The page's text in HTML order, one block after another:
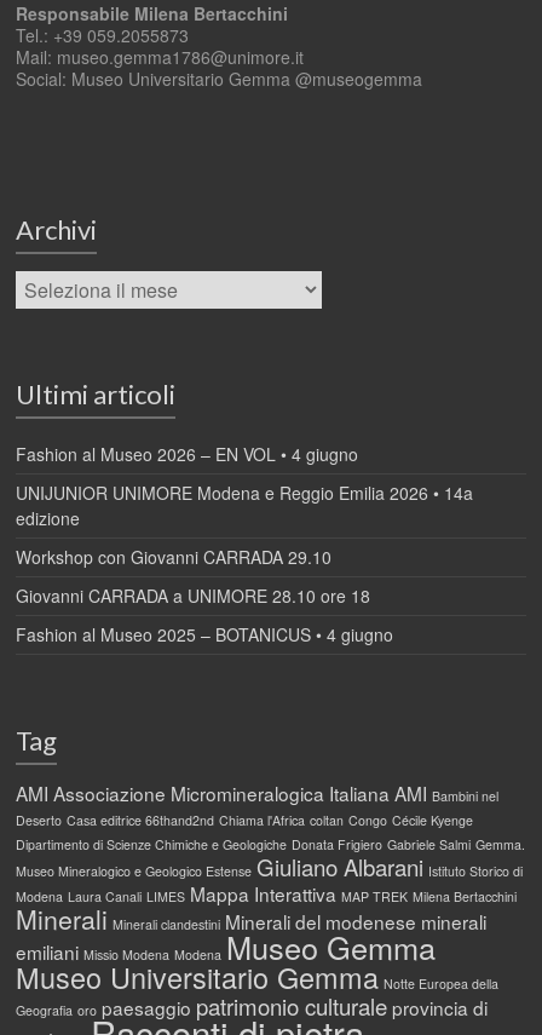
Responsabile Milena Bertacchini
Tel.: +39 059.2055873
Mail: museo.gemma1786@unimore.it
Social: Museo Universitario Gemma @museogemma
Archivi
Ultimi articoli
Fashion al Museo 2026 – EN VOL • 4 giugno
UNIJUNIOR UNIMORE Modena e Reggio Emilia 2026 • 14a
edizione
Workshop con Giovanni CARRADA 29.10
Giovanni CARRADA a UNIMORE 28.10 ore 18
Fashion al Museo 2025 – BOTANICUS • 4 giugno
Tag
AMI Associazione Micromineralogica Italiana AMI Bambini nel
Deserto Casa editrice 66thand2nd Chiama l'Africa coltan Congo Cécile Kyenge
Dipartimento di Scienze Chimiche e Geologiche Donata Frigiero Gabriele Salmi Gemma.
Museo Mineralogico e Geologico Estense Giuliano Albarani Istituto Storico di
Modena Laura Canali LIMES Mappa Interattiva MAP TREK Milena Bertacchini
Minerali Minerali clandestini Minerali del modenese minerali
emiliani Missio Modena Modena Museo Gemma
Museo Universitario Gemma Notte Europea della
Geografia oro paesaggio patrimonio culturale provincia di